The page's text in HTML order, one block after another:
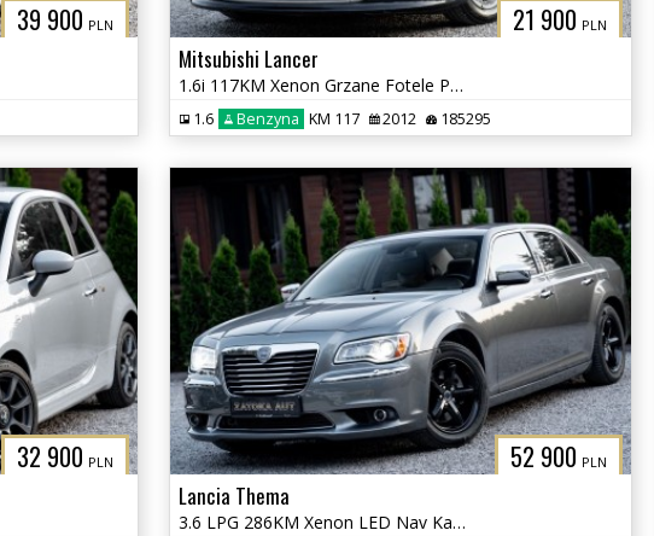
39 900 PLN 21 900 PLN
Mitsubishi Lancer
1.6i 117KM Xenon Grzane Fotele Parktronic Klimatyzacja Tempomat Serwis
1.6 Benzyna KM 117 2012 185295
32 900 PLN 52 900 PLN
Lancia Thema
3.6 LPG 286KM Xenon LED Nav Kamera Grz. Went Fot Szyber Alpine ACC